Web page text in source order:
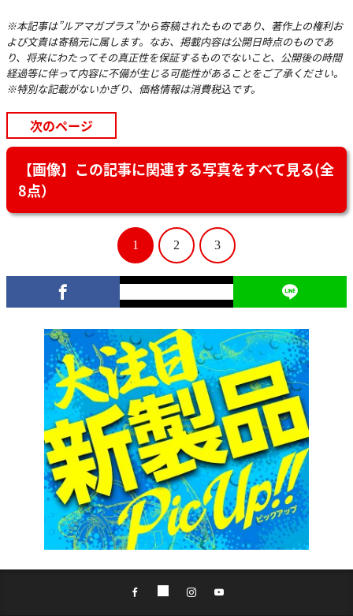
※本記事は”ルアマガプラス”から寄稿されたものであり、著作上の権利お
よび文責は寄稿元に属します。なお、掲載内容は公開日時点のものであ
り、将来にわたってその真正性を保証するものでないこと、公開後の時間
経過等に伴って内容に不備が生じる可能性があることをご了承ください。
※特別な記載がないかぎり、価格情報は消費税込です。
次のページ
【画像】この記事に関連する写真をすべて見る(全
8点）
1 2 3